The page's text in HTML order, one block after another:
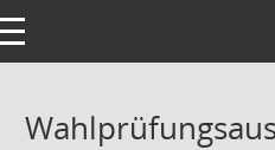
navigation